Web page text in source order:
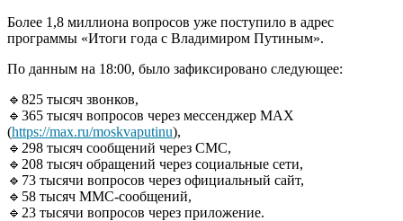
Более 1,8 миллиона вопросов уже поступило в адрес
программы «Итоги года с Владимиром Путиным».
По данным на 18:00, было зафиксировано следующее:
🔹825 тысяч звонков,
🔹365 тысяч вопросов через мессенджер MAX
(https://max.ru/moskvaputinu),
🔹298 тысяч сообщений через СМС,
🔹208 тысяч обращений через социальные сети,
🔹73 тысячи вопросов через официальный сайт,
🔹58 тысяч ММС-сообщений,
🔹23 тысячи вопросов через приложение.